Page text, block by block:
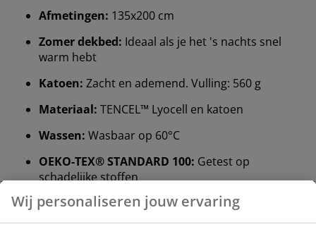
Afmetingen: 135x200 cm
Zomer dekbed: Ideaal als je het 's nachts snel
warm hebt
Katoen: Zacht en ademend. Vulling: 560 g
Materiaal: TENCEL™ Lyocell en katoen
Wassen: Wasbaar op 60°C
OEKO-TEX® STANDARD 100: Getest op
schadelijke stoffen
10 jaar garantie:Een betrouwbare en duurzame
Wij personaliseren jouw ervaring